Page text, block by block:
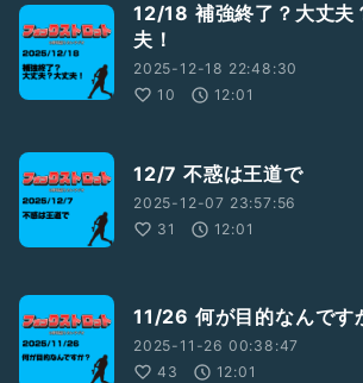
12/18 補強終了？大丈夫
夫！
2025-12-18 22:48:30
10
12:01
12/7 不惑は王道で
2025-12-07 23:57:56
31
12:01
11/26 何が目的なんです
2025-11-26 00:38:47
43
12:01